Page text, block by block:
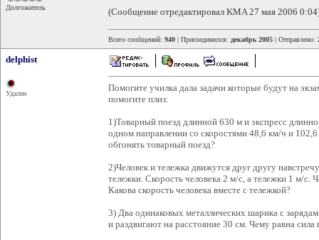
Долгожитель (Сообщение отредактировал KMA 27 мая 2006
Всего сообщений: 940 | Присоединился: декабрь 2005 | Отправлено:
delphist
Удален
Помогите училка дала задачи которые будут на
помогите плиз:
1)Товарный поезд длинной 630 м и экспресс
одном направлении со скоростями 48,6 км/ч и
обгонять товарный поезд?
2)Человек и тележка движутся друг другу
тележки. Скорость человека 2 м/с, а тележки 1 м/с.
Какова скорость человека вместе с тележкой?
3) Два одинаковых металлических шарика с
и раздвигают на расстояние 30 см. Чему равна сила